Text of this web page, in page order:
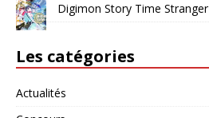
Digimon Story Time Stranger
Les catégories
Actualités